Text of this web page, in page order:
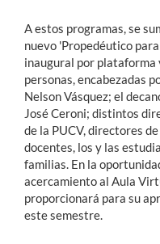
A estos programas, se
nuevo 'Propedéutico
inaugural por
personas, encabezadas
Nelson Vásquez; el
José Ceroni; distintos
de la PUCV, directores
docentes, los y las
familias. En la
acercamiento al Aula
proporcionará para su
este semestre.